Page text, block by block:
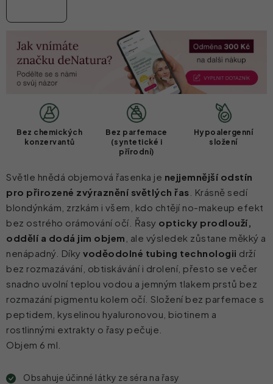
Světle hnědá objemová řasenka je nejjemnější odstín
pro přirozené zvýraznění světlých řas . Krásně sedí
blondýnkám, zrzkám i všem, kdo chtějí no-makeup efekt
bez ostrého orámování očí. Řasy opticky prodlouží,
oddělí a dodá jim objem , ale výsledek zůstane měkký a
nenápadný. Díky voděodolné tubing technologii drží
bez rozmazávání, obtiskávání i drolení, přesto se večer
snadno uvolní teplou vodou a jemným tlakem prstů bez
rozmazání pigmentu kolem očí. Složení bez parfemace s
peptidem, kyselinou hyaluronovou, biotinem a
rostlinnými extrakty o řasy pečuje.
Objem 6 ml.
Obsahuje účinné látky ze séra na řasy
Bez chemických
konzervantů
Bez parfemace
(syntetické i
přírodní)
Hypoalergenní
složení